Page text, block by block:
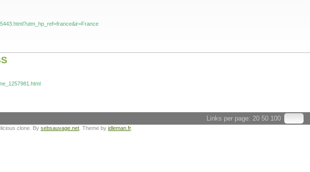
Links per page: 20 50 100
clone. By sebsauvage.net . Theme by idleman.fr.